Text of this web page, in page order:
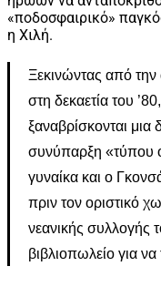
«ποδοσφαιρικό»
η Χιλή.
Ξεκινώντας από την
στη δεκαετία του
ξαναβρίσκονται μια
συνύπαρξη «τύπου
γυναίκα και ο
πριν τον οριστικό
νεανικής συλλογής
βιβλιοπωλείο για